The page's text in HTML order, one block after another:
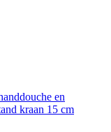
en
kraan 15 cm